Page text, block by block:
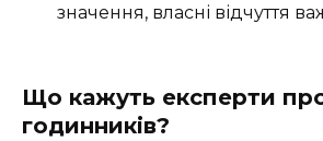
значення, власні відчуття
Що кажуть експерти
годинників?